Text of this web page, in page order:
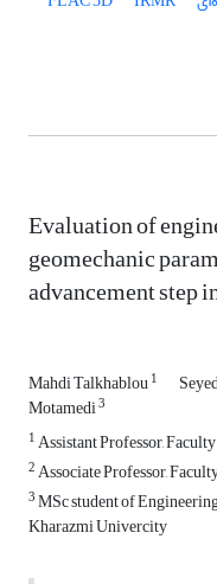
Evaluation of
geomechanic
advancement step
Mahdi Talkhablou1
Motamedi3
1Assistant Professor,
2Associate Professor,
3MSc student of
Kharazmi Univercity